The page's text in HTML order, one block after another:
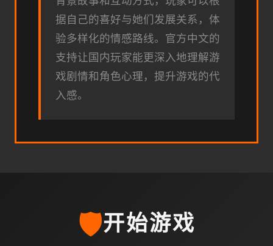
据自己的喜好与她们发展关系，体
验多样化的情感路线。官方中文的
支持让国内玩家能更深入地理解游
戏剧情和角色心理，提升游戏的代
入感。
🛡️开始游戏